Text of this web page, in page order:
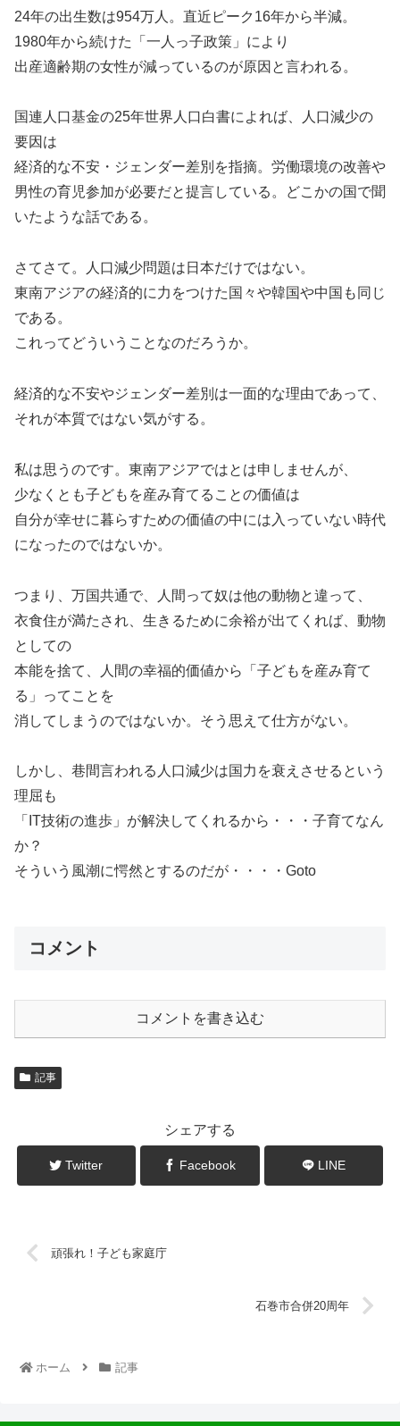
24年の出生数は954万人。直近ピーク16年から半減。
1980年から続けた「一人っ子政策」により
出産適齢期の女性が減っているのが原因と言われる。
国連人口基金の25年世界人口白書によれば、人口減少の
要因は
経済的な不安・ジェンダー差別を指摘。労働環境の改善や
男性の育児参加が必要だと提言している。どこかの国で聞
いたような話である。
さてさて。人口減少問題は日本だけではない。
東南アジアの経済的に力をつけた国々や韓国や中国も同じ
である。
これってどういうことなのだろうか。
経済的な不安やジェンダー差別は一面的な理由であって、
それが本質ではない気がする。
私は思うのです。東南アジアではとは申しませんが、
少なくとも子どもを産み育てることの価値は
自分が幸せに暮らすための価値の中には入っていない時代
になったのではないか。
つまり、万国共通で、人間って奴は他の動物と違って、
衣食住が満たされ、生きるために余裕が出てくれば、動物
としての
本能を捨て、人間の幸福的価値から「子どもを産み育て
る」ってことを
消してしまうのではないか。そう思えて仕方がない。
しかし、巷間言われる人口減少は国力を衰えさせるという
理屈も
「IT技術の進歩」が解決してくれるから・・・子育てなん
か？
そういう風潮に愕然とするのだが・・・・Goto
コメント
コメントを書き込む
記事
シェアする
Twitter Facebook LINE
頑張れ！子ども家庭庁
石巻市合併20周年
ホーム 記事